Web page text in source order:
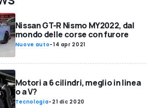
Nissan GT-R Nismo MY2022, dal
mondo delle corse con furore
Nuove auto-14 apr 2021
Motori a 6 cilindri, meglio in linea
o a V?
Tecnologia- 21 dic 2020